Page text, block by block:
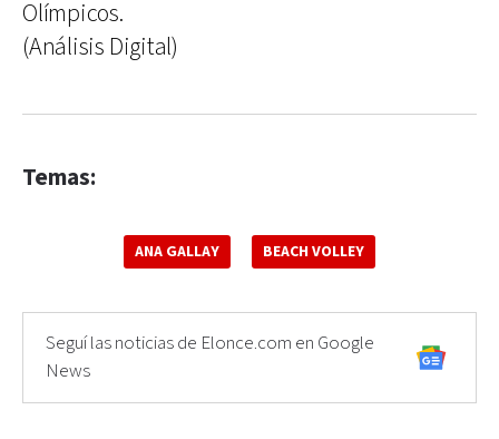
Olímpicos.
(Análisis Digital)
Temas:
ANA GALLAY BEACH VOLLEY
Seguí las noticias de Elonce.com en Google
News